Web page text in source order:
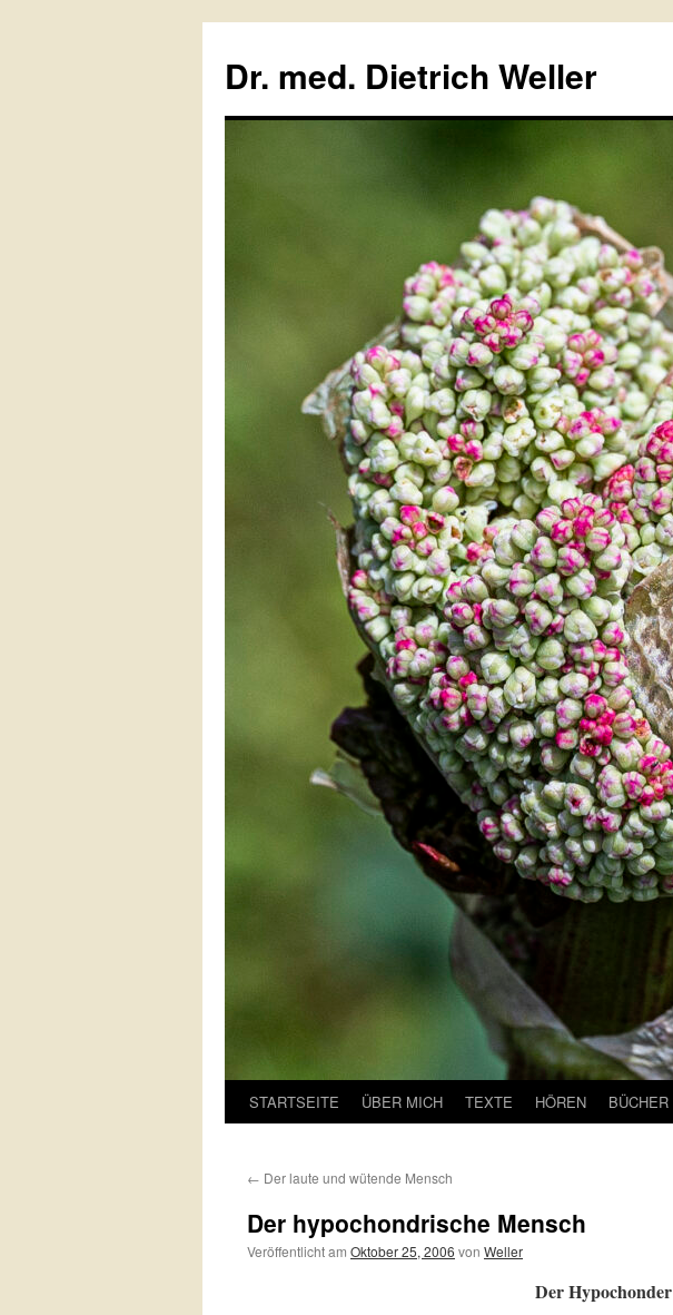
springen
Dr. med. Dietrich Weller
STARTSEITE ÜBER MICH TEXTE HÖREN BÜCHER
← Der laute und wütende Mensch
Der hypochondrische Mensch
Veröffentlicht am Oktober 25, 2006 von Weller
Der Hypochonder